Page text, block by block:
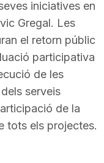
iniciatives en
Gregal. Les
el retorn públic
participativa
de les
serveis
de la
tots els projectes.